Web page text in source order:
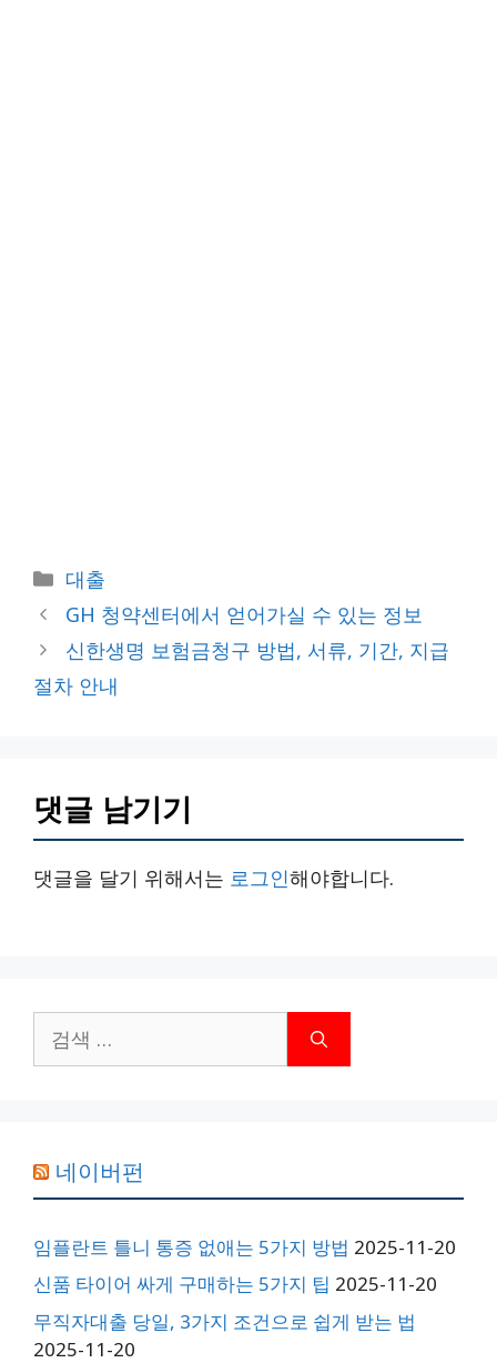
카
테
리
대출
GH 청약센터에서 얻어가실 수 있는 정보
신한생명 보험금청구 방법, 서류, 기간, 지급
절차 안내
댓글 남기기
댓글을 달기 위해서는 로그인해야합니다.
색:
네이버펀
임플란트 틀니 통증 없애는 5가지 방법 2025-11-20
신품 타이어 싸게 구매하는 5가지 팁 2025-11-20
무직자대출 당일, 3가지 조건으로 쉽게 받는 법
2025-11-20